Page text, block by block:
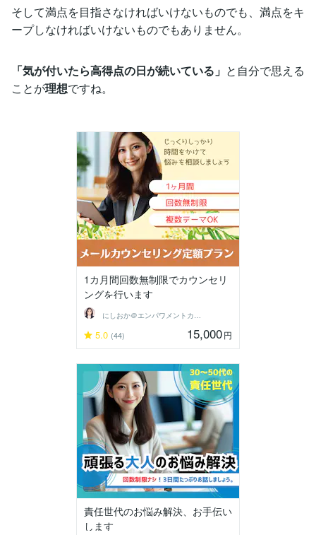
そして満点を目指さなければいけないものでも、満点をキ
ープしなければいけないものでもありません。
「気が付いたら高得点の日が続いている」 と自分で思える
ことが理想ですね。
1カ月間回数無制限でカウンセリ
ングを行います
にしおか＠エンパワメントカウンセラー
5.0 (44) 15,000円
責任世代のお悩み解決、お手伝い
します